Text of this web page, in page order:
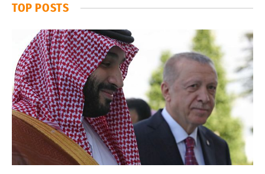
TOP POSTS